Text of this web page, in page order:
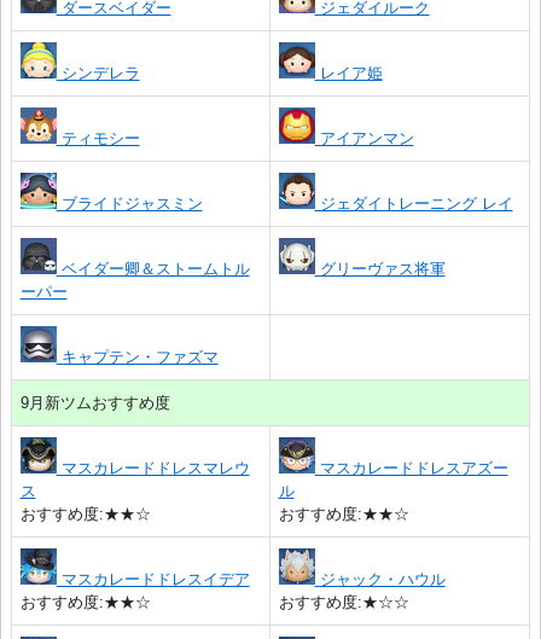
ダースベイダー ジェダイルーク
シンデレラ レイア姫
ティモシー アイアンマン
ブライドジャスミン ジェダイトレーニング レイ
ベイダー卿＆ストームトル
ーパー
グリーヴァス将軍
キャプテン・ファズマ
9月新ツムおすすめ度
マスカレードドレスマレウ
ス
おすすめ度:★★☆
マスカレードドレスアズー
ル
おすすめ度:★★☆
マスカレードドレスイデア
おすすめ度:★★☆
ジャック・ハウル
おすすめ度:★☆☆